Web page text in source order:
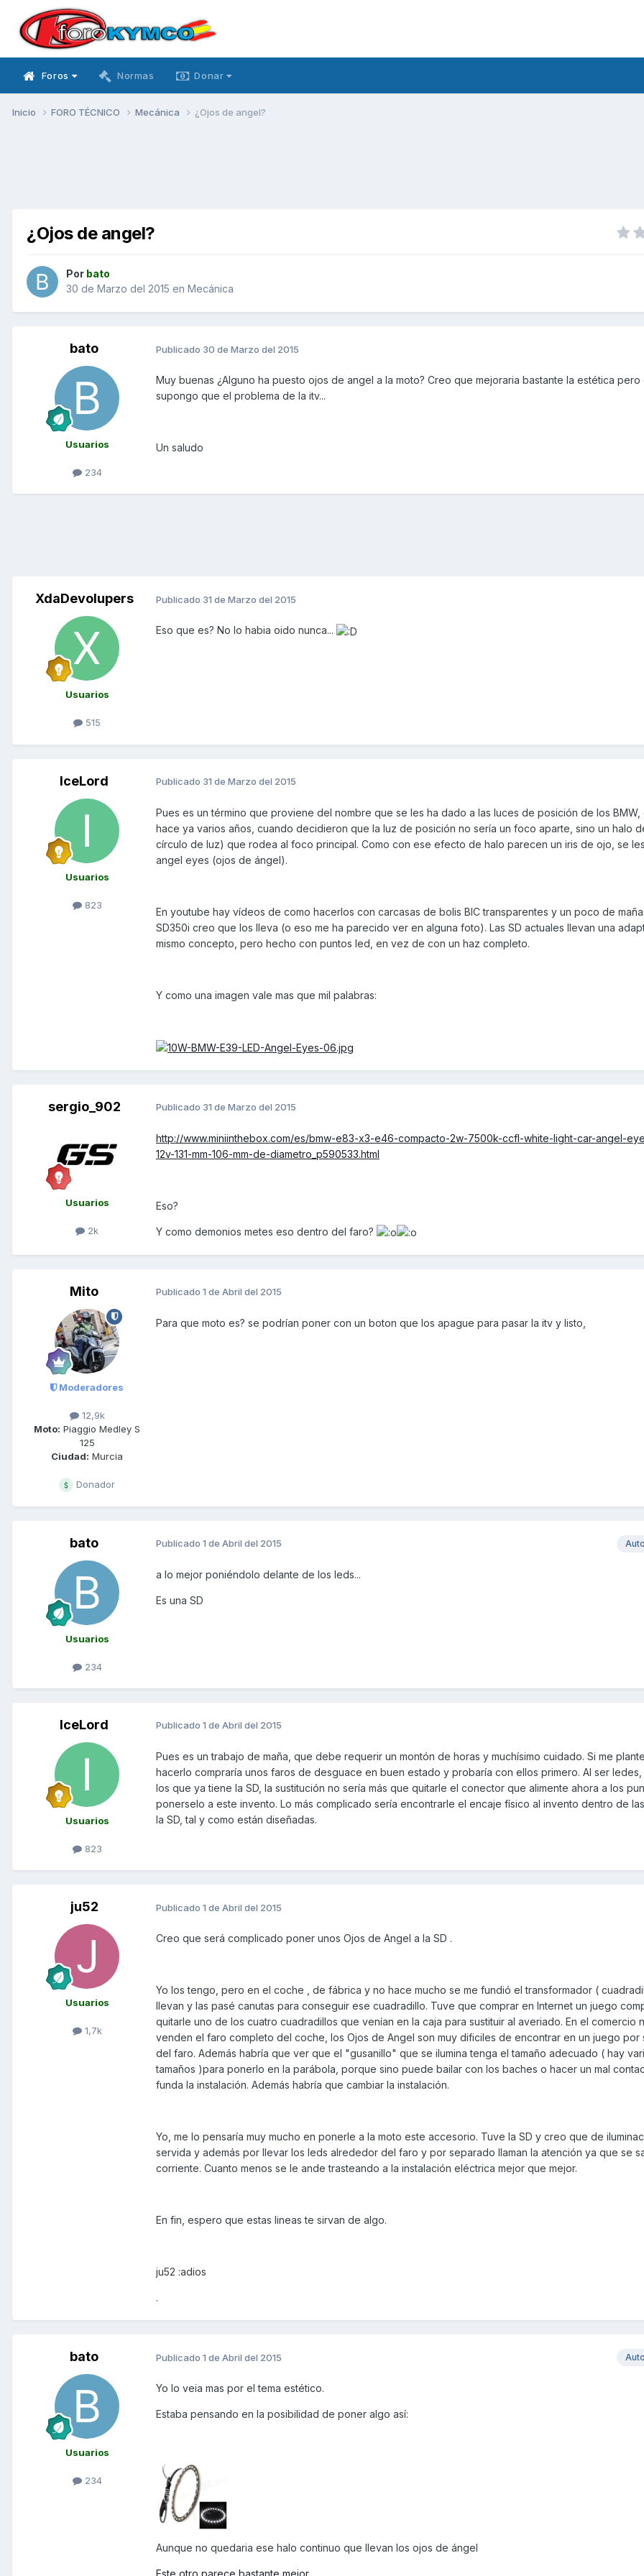
Foros Normas Donar
Inicio FORO TÉCNICO Mecánica ¿Ojos de angel?
¿Ojos de angel?
Por bato
30 de Marzo del 2015 en Mecánica
bato
Usuarios
234
Publicado 30 de Marzo del 2015
Muy buenas ¿Alguno ha puesto ojos de angel a la moto? Creo que mejoraria bastante la estética pero
supongo que el problema de la itv...
Un saludo
XdaDevolupers
Usuarios
515
Publicado 31 de Marzo del 2015
Eso que es? No lo habia oido nunca...
IceLord
Usuarios
823
Publicado 31 de Marzo del 2015
Pues es un término que proviene del nombre que se les ha dado a las luces de posición de los
hace ya varios años, cuando decidieron que la luz de posición no sería un foco aparte, sino un halo
círculo de luz) que rodea al foco principal. Como con ese efecto de halo parecen un iris de ojo, se
angel eyes (ojos de ángel).
En youtube hay vídeos de como hacerlos con carcasas de bolis BIC transparentes y un poco de
SD350i creo que los lleva (o eso me ha parecido ver en alguna foto). Las SD actuales llevan una
mismo concepto, pero hecho con puntos led, en vez de con un haz completo.
Y como una imagen vale mas que mil palabras:
sergio_902
Usuarios
2k
Publicado 31 de Marzo del 2015
http://www.miniinthebox.com/es/bmw-e83-x3-e46-compacto-2w-7500k-ccfl-white-light-car-angel-
12v-131-mm-106-mm-de-diametro_p590533.html
Eso?
Y como demonios metes eso dentro del faro?
Mito
Moderadores
12,9k
Moto: Piaggio Medley S
125
Ciudad: Murcia
Donador
Publicado 1 de Abril del 2015
Para que moto es? se podrían poner con un boton que los apague para pasar la itv y listo,
bato
Usuarios
234
Publicado 1 de Abril del 2015
a lo mejor poniéndolo delante de los leds...
Es una SD
IceLord
Usuarios
823
Publicado 1 de Abril del 2015
Pues es un trabajo de maña, que debe requerir un montón de horas y muchísimo cuidado. Si me
hacerlo compraría unos faros de desguace en buen estado y probaría con ellos primero. Al ser
los que ya tiene la SD, la sustitución no sería más que quitarle el conector que alimente ahora a los
ponerselo a este invento. Lo más complicado sería encontrarle el encaje físico al invento dentro de
la SD, tal y como están diseñadas.
ju52
Usuarios
1,7k
Publicado 1 de Abril del 2015
Creo que será complicado poner unos Ojos de Angel a la SD .
Yo los tengo, pero en el coche , de fábrica y no hace mucho se me fundió el transformador (
llevan y las pasé canutas para conseguir ese cuadradillo. Tuve que comprar en Internet un juego
quitarle uno de los cuatro cuadradillos que venían en la caja para sustituir al averiado. En el comercio
venden el faro completo del coche, los Ojos de Angel son muy dificiles de encontrar en un juego por
del faro. Además habría que ver que el "gusanillo" que se ilumina tenga el tamaño adecuado ( hay
tamaños )para ponerlo en la parábola, porque sino puede bailar con los baches o hacer un mal
funda la instalación. Además habría que cambiar la instalación.
Yo, me lo pensaría muy mucho en ponerle a la moto este accesorio. Tuve la SD y creo que de
servida y además por llevar los leds alrededor del faro y por separado llaman la atención ya que se
corriente. Cuanto menos se le ande trasteando a la instalación eléctrica mejor que mejor.
En fin, espero que estas lineas te sirvan de algo.
ju52 :adios
.
bato
Usuarios
234
Publicado 1 de Abril del 2015
Yo lo veia mas por el tema estético.
Estaba pensando en la posibilidad de poner algo así:
Aunque no quedaria ese halo continuo que llevan los ojos de ángel